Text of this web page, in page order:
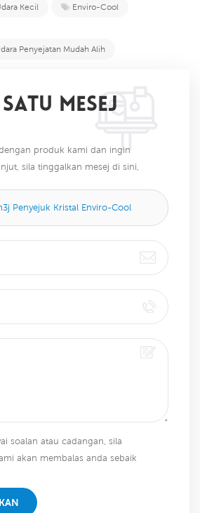
Kecil
Enviro-Cool
Penyejatan Mudah Alih
MESEJ
produk kami dan ingin
sila tinggalkan mesej di sini,
Penyejuk Kristal Enviro-Cool
soalan atau cadangan, sila
akan membalas anda sebaik